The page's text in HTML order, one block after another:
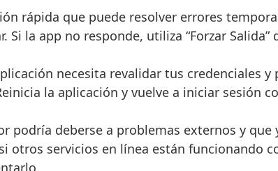
rápida que puede resolver errores
la app no responde, utiliza “Forzar
necesita revalidar tus credenciales
la aplicación y vuelve a iniciar sesión
podría deberse a problemas externos y
otros servicios en línea están funcionando